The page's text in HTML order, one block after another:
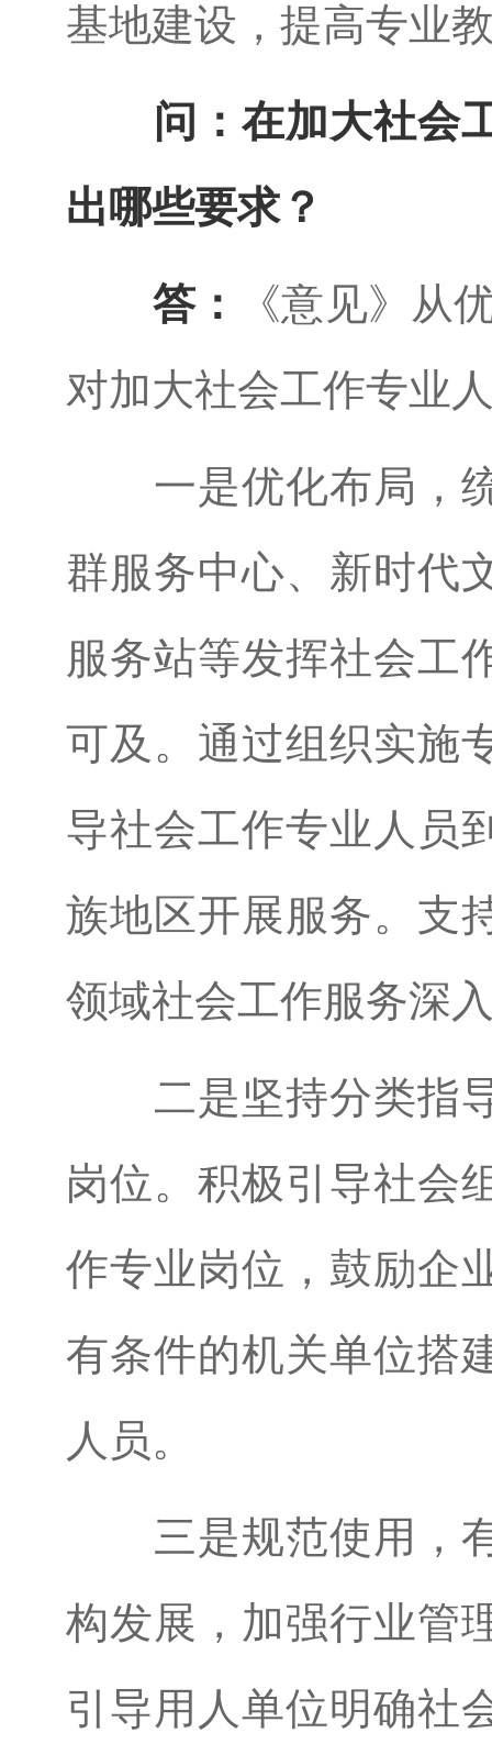
基地建设，提高专业
问：在加大社会
出哪些要求？
答：
《意见》从
对加大社会工作专业
一是优化布局，
群服务中心、新时代
服务站等发挥社会工
可及。通过组织实施
导社会工作专业人员
族地区开展服务。支
领域社会工作服务深
二是坚持分类指
岗位。积极引导社会
作专业岗位，鼓励企
有条件的机关单位搭
人员。
三是规范使用，
构发展，加强行业管
引导用人单位明确社